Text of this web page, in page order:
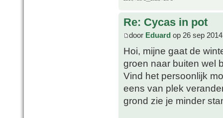
Re: Cycas in pot
door Eduard op 26 sep
Hoi, mijne gaat de
groen naar buiten wel
Vind het persoonlijk
eens van plek
grond zie je minder